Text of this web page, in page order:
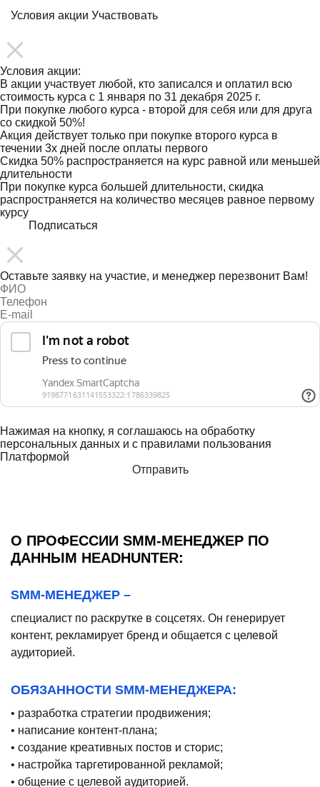
Условия акции Участвовать
Условия акции:
В акции участвует любой, кто записался и оплатил всю
стоимость курса с 1 января по 31 декабря 2025 г.
При покупке любого курса - второй для себя или для друга
со скидкой 50%!
Акция действует только при покупке второго курса в
течении 3х дней после оплаты первого
Скидка 50% распространяется на курс равной или меньшей
длительности
При покупке курса большей длительности, скидка
распространяется на количество месяцев равное первому
курсу
Подписаться
Оставьте заявку на участие, и менеджер перезвонит Вам!
Нажимая на кнопку, я соглашаюсь на обработку
персональных данных и с правилами пользования
Платформой
О ПРОФЕССИИ SMM-МЕНЕДЖЕР ПО
ДАННЫМ HEADHUNTER:
SMM-МЕНЕДЖЕР –
специалист по раскрутке в соцсетях. Он генерирует
контент, рекламирует бренд и общается с целевой
аудиторией.
ОБЯЗАННОСТИ SMM-МЕНЕДЖЕРА:
• разработка стратегии продвижения;
• написание контент-плана;
• создание креативных постов и сторис;
• настройка таргетированной рекламой;
• общение с целевой аудиторией.